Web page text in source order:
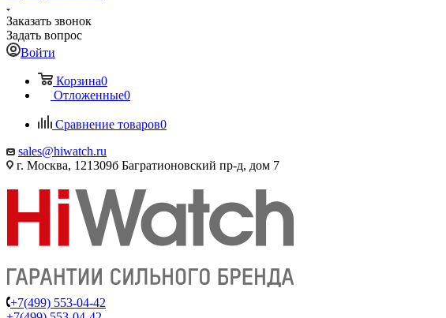
Заказать звонок
Задать вопрос
Войти
Корзина0
Отложенные0
Сравнение товаров0
sales@hiwatch.ru
г. Москва, 121309б Багратионовский пр-д, дом 7
+7(499) 553-04-42